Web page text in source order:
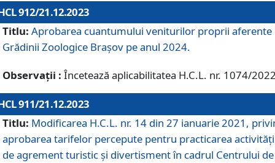
912/21.12.2023
Titlu: Aprobarea cuantumului veniturilor proprii aferente
Grădinii Zoologice Braşov pe anul 2024.
Observații : Încetează aplicabilitatea H.C.L. nr. 1074/
911/21.12.2023
Titlu: Modificarea H.C.L. nr. 14 din 27 ianuarie 2021,
aprobarea tarifelor percepute pentru practicarea
de agrement turistic și divertisment în cadrul Centrului de